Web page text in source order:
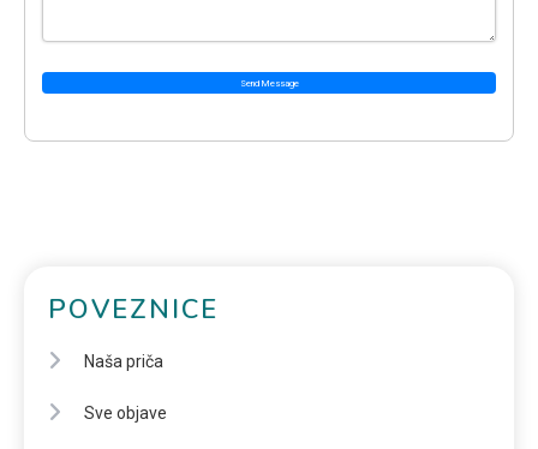
Send Message
POVEZNICE
Naša priča
Sve objave